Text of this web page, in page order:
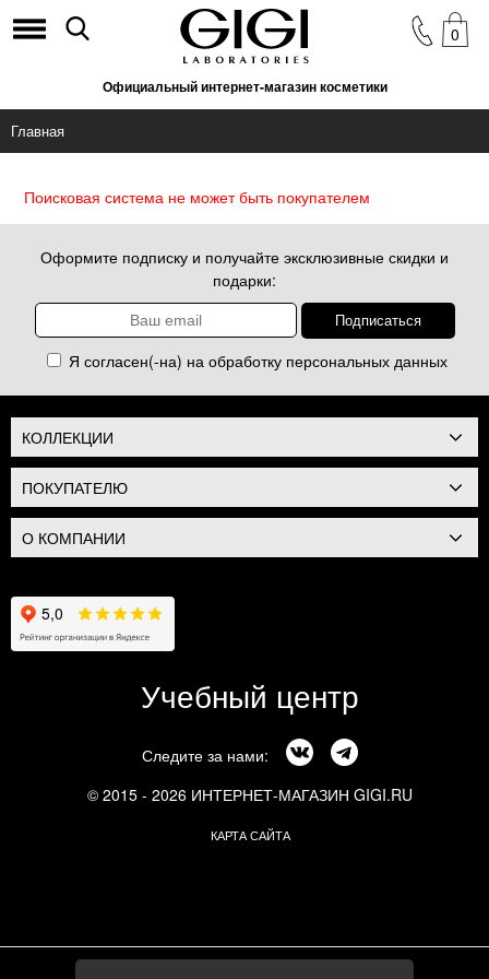
Официальный интернет-магазин косметики
0
Главная
Поисковая система не может быть покупателем
Оформите подписку и получайте эксклюзивные скидки и
подарки:
Я согласен(-на) на обработку персональных данных
КОЛЛЕКЦИИ
ПОКУПАТЕЛЮ
О КОМПАНИИ
Учебный центр
Следите за нами:
© 2015 - 2026 ИНТЕРНЕТ-МАГАЗИН GIGI.RU
КАРТА САЙТА